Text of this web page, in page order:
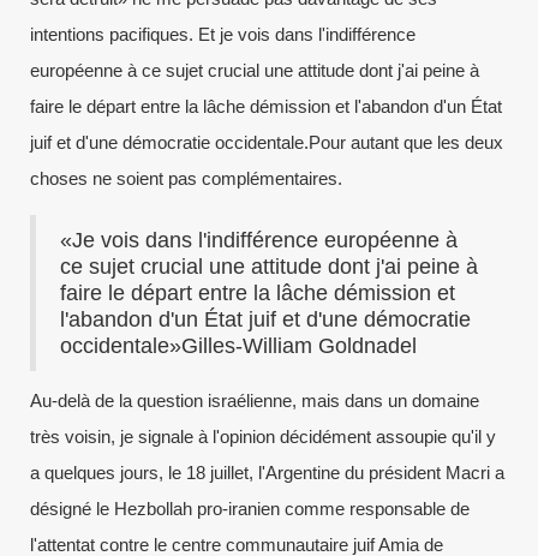
intentions pacifiques. Et je vois dans l'indifférence
européenne à ce sujet crucial une attitude dont j'ai peine à
faire le départ entre la lâche démission et l'abandon d'un État
juif et d'une démocratie occidentale.Pour autant que les deux
choses ne soient pas complémentaires.
«Je vois dans l'indifférence européenne à
ce sujet crucial une attitude dont j'ai peine à
faire le départ entre la lâche démission et
l'abandon d'un État juif et d'une démocratie
occidentale»Gilles-William Goldnadel
Au-delà de la question israélienne, mais dans un domaine
très voisin, je signale à l'opinion décidément assoupie qu'il y
a quelques jours, le 18 juillet, l'Argentine du président Macri a
désigné le Hezbollah pro-iranien comme responsable de
l'attentat contre le centre communautaire juif Amia de